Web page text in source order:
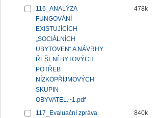
116_ANALÝZA
FUNGOVÁNÍ
EXISTUJÍCÍCH
„SOCIÁLNÍCH
UBYTOVEN“ A NÁVRHY
ŘEŠENÍ BYTOVÝCH
POTŘEB
NÍZKOPŘÍJMOVÝCH
SKUPIN
OBYVATEL.~1.pdf
478k
117_Evaluační zpráva
840k